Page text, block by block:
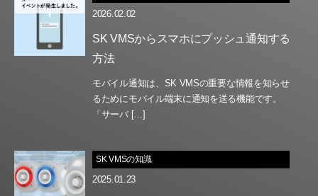
2026.02.02
SK VMSからスマホにプッシュ通知する
方法
モバイル通知は、SK VMSの重要な情報を知らせ
るためにモバイル端末に通知を送る機能です。
「サーバ […]
SK VMSの知識
2025.01.23